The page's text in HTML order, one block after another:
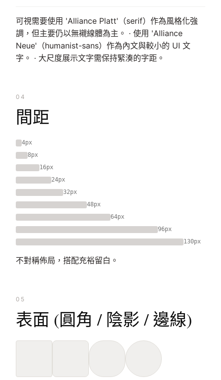
可視需要使用 'Alliance Platt'（serif）作為風格化強
調，但主要仍以無襯線體為主。 · 使用 'Alliance
Neue'（humanist-sans）作為內文與較小的 UI 文
字。 · 大尺度展示文字需保持緊湊的字距。
04
間距
4px
8px
16px
24px
32px
48px
64px
96px
130px
不對稱佈局，搭配充裕留白。
05
表面 (圓角 / 陰影 / 邊線)